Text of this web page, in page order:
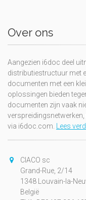
Over ons
Aangezien i6doc deel
distributiestructuur met
documenten met een
oplossingen bieden
documenten zijn vaak
via i6doc.com. Lees
CIACO sc
Grand-Rue, 2/14
1348 Louvain-la-
België